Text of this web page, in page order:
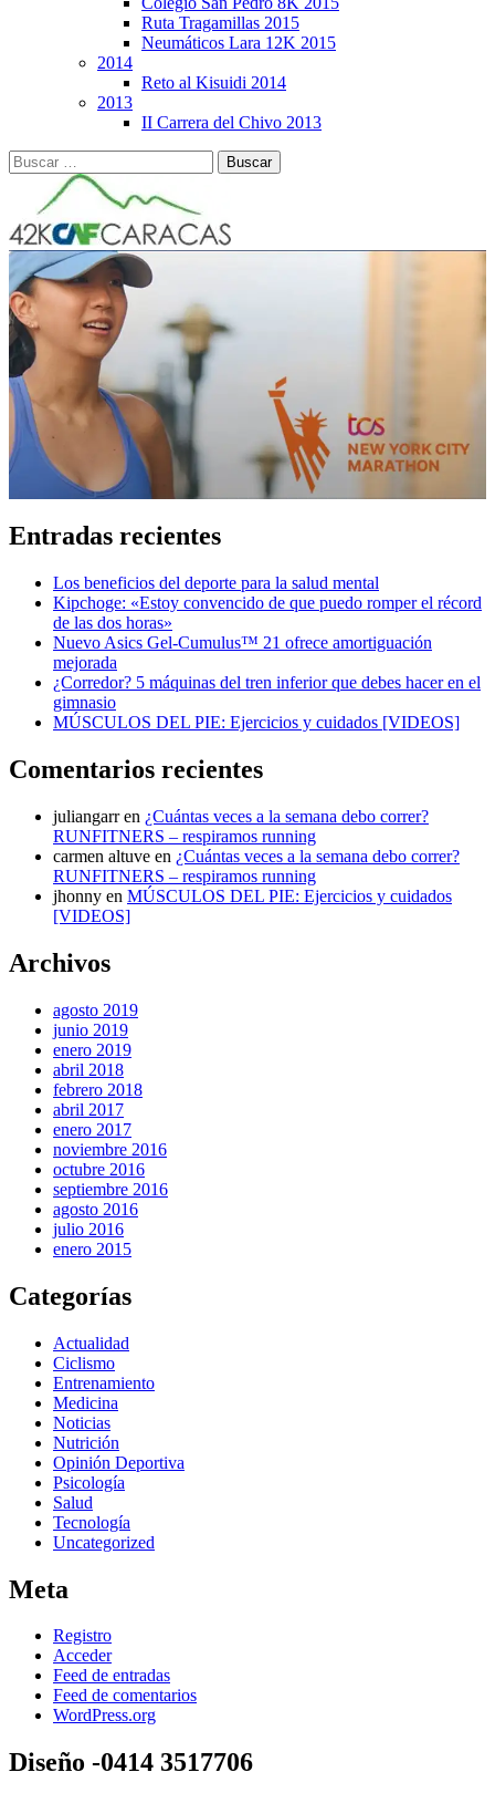
Ruta Tragamillas 2015
Neumáticos Lara 12K 2015
2014
Reto al Kisuidi 2014
2013
II Carrera del Chivo 2013
Buscar:
Entradas recientes
Los beneficios del deporte para la salud mental
Kipchoge: «Estoy convencido de que puedo romper el récord
de las dos horas»
Nuevo Asics Gel-Cumulus™ 21 ofrece amortiguación
mejorada
¿Corredor? 5 máquinas del tren inferior que debes hacer en el
gimnasio
MÚSCULOS DEL PIE: Ejercicios y cuidados [VIDEOS]
Comentarios recientes
juliangarren ¿Cuántas veces a la semana debo correr?
RUNFITNERS – respiramos running
carmen altuve en ¿Cuántas veces a la semana debo correr?
RUNFITNERS – respiramos running
jhonny en MÚSCULOS DEL PIE: Ejercicios y cuidados
[VIDEOS]
Archivos
agosto 2019
junio 2019
enero 2019
abril 2018
febrero 2018
abril 2017
enero 2017
noviembre 2016
octubre 2016
septiembre 2016
agosto 2016
julio 2016
enero 2015
Categorías
Actualidad
Ciclismo
Entrenamiento
Medicina
Noticias
Nutrición
Opinión Deportiva
Psicología
Salud
Tecnología
Uncategorized
Meta
Registro
Acceder
Feed de entradas
Feed de comentarios
WordPress.org
Diseño -0414 3517706